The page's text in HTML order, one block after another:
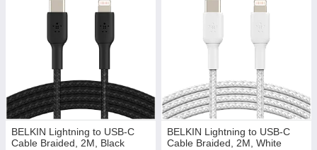
BELKIN Lightning to USB-C
Cable Braided, 2M, Black
BELKIN Lightning to USB-C
Cable Braided, 2M, White